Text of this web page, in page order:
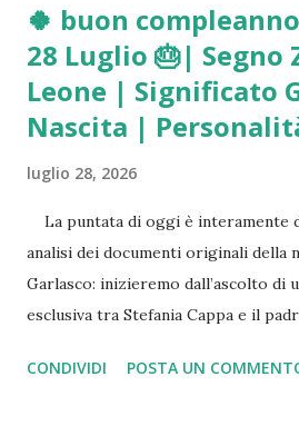
🍀 buon
28 Luglio 🎂| Segno
Leone | Significato
Nascita |
luglio 28, 2026
La puntata di oggi è interamente
analisi dei documenti originali della
Garlasco: inizieremo dall’ascolto di
esclusiva tra Stefania Cappa e il
Tromello) nella quale è palpabile
CONDIVIDI POSTA UN